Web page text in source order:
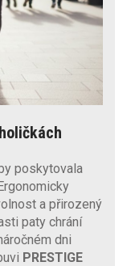
poskytovala
a přirozený
paty chrání
dni
PRESTIGE